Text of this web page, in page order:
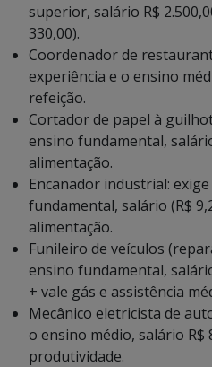
superior, salário R$
330,00).
Coordenador de
experiência e o ensino
refeição.
Cortador de papel à
ensino fundamental,
alimentação.
Encanador industrial:
fundamental, salário (R$
alimentação.
Funileiro de veículos
ensino fundamental,
+ vale gás e assistência
Mecânico eletricista de
o ensino médio, salário R$
produtividade.